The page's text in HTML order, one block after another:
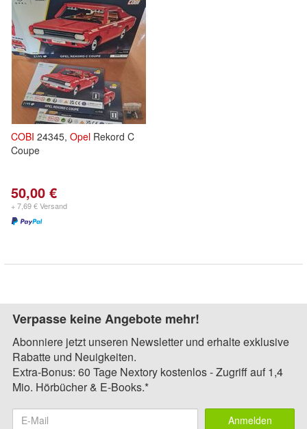
COBI 24345, Opel Rekord C
Coupe
50,00 €
+ 7,69 € Versand
Verpasse keine Angebote mehr!
Abonniere jetzt unseren Newsletter und erhalte exklusive
Rabatte und Neuigkeiten.
Extra-Bonus: 60 Tage Nextory kostenlos - Zugriff auf 1,4
Mio. Hörbücher & E-Books.*
Anmelden